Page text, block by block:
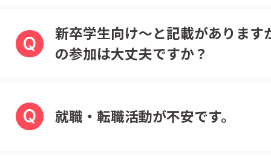
Q
新卒学生向け～と記載があります
の参加は大丈夫ですか？
Q 就職・転職活動が不安です。